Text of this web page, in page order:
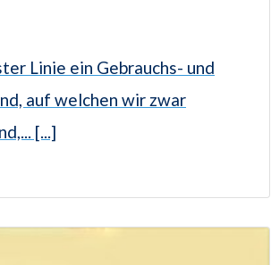
Linie ein Gebrauchs- und
auf welchen wir zwar
[...]